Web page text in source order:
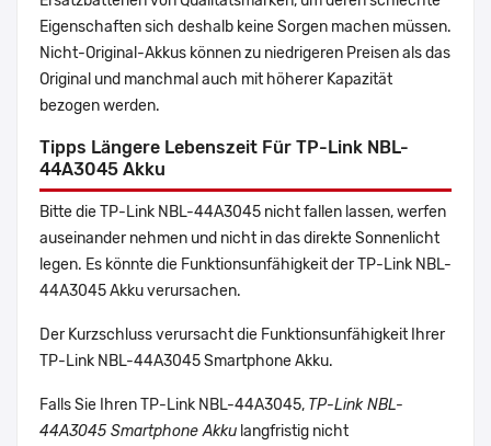
Eigenschaften sich deshalb keine Sorgen machen müssen.
Nicht-Original-Akkus können zu niedrigeren Preisen als das
Original und manchmal auch mit höherer Kapazität
bezogen werden.
Tipps Längere Lebenszeit Für TP-Link NBL-
44A3045 Akku
Bitte die TP-Link NBL-44A3045 nicht fallen lassen, werfen
auseinander nehmen und nicht in das direkte Sonnenlicht
legen. Es könnte die Funktionsunfähigkeit der TP-Link NBL-
44A3045 Akku verursachen.
Der Kurzschluss verursacht die Funktionsunfähigkeit Ihrer
TP-Link NBL-44A3045 Smartphone Akku.
Falls Sie Ihren TP-Link NBL-44A3045, TP-Link NBL-
44A3045 Smartphone Akku langfristig nicht